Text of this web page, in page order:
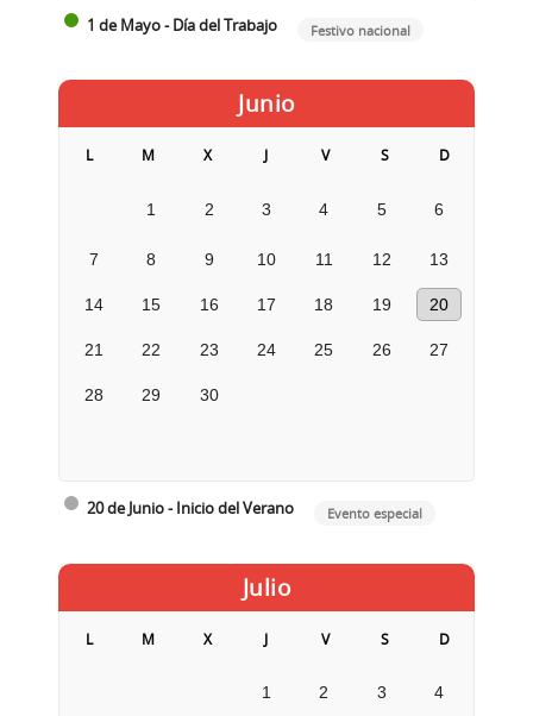
1 de Mayo - Día del Trabajo Festivo nacional
Junio
L M X J V S D
1 2 3 4 5 6
7 8 9 10 11 12 13
14 15 16 17 18 19 20
21 22 23 24 25 26 27
28 29 30
20 de Junio - Inicio del Verano Evento especial
Julio
L M X J V S D
1 2 3 4